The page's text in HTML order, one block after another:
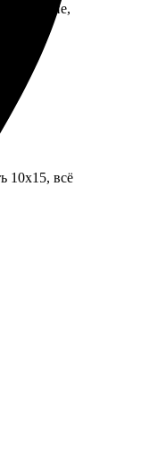
яркие,
10х15, всё